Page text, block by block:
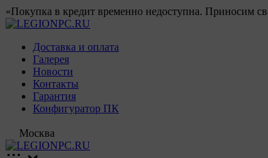
«Покупка в кредит временно недоступна. Приносим
Доставка и оплата
Галерея
Новости
Контакты
Гарантия
Конфигуратор ПК
Москва